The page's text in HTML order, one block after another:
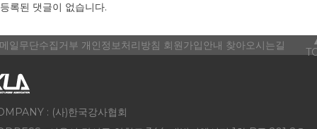
등록된 댓글이 없습니다.
일무단수집거부 개인정보처리방침 회원가입안내 찾아오시는길
: (사)한국강사협회